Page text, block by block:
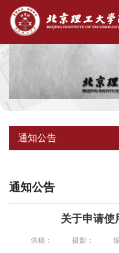
通知公告
通知公告
关于申请使
供稿： 摄影：